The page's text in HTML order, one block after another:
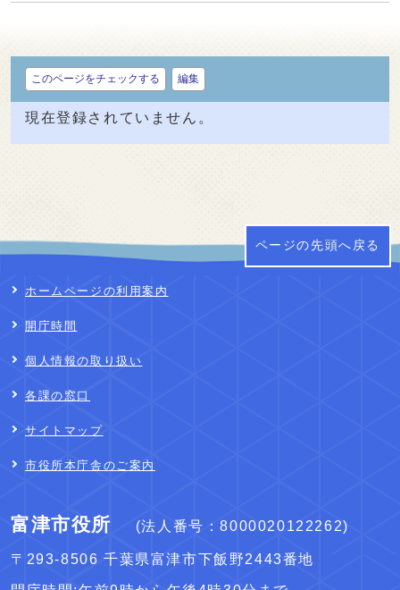
このページをチェックする 編集
現在登録されていません。
ページの先頭へ戻る
ホームページの利用案内
開庁時間
個人情報の取り扱い
各課の窓口
サイトマップ
市役所本庁舎のご案内
富津市役所 (法人番号：8000020122262)
〒293-8506 千葉県富津市下飯野2443番地